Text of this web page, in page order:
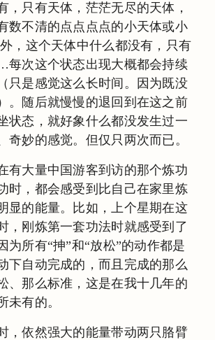
，只有天体，茫茫无尽的天体，
数不清的点点点点的小天体或小
，这个天体中什么都没有，只有
次这个状态出现大概都会持续
只是感觉这么长时间。因为既没
。随后就慢慢的退回到在这之前
状态，就好象什么都没发生过一
奇妙的感觉。但仅只两次而已。
有大量中国游客到访的那个炼功
时，都会感受到比自己在家里炼
显的能量。比如，上个星期在这
，刚炼第一套功法时就感受到了
为所有“抻”和“放松”的动作都是
下自动完成的，而且完成的那么
、那么标准，这是在我十几年的
未有的。
，依然强大的能量带动两只胳臂